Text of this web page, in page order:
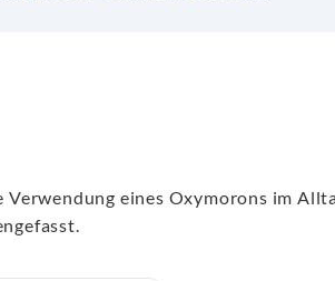
eines Oxymorons im